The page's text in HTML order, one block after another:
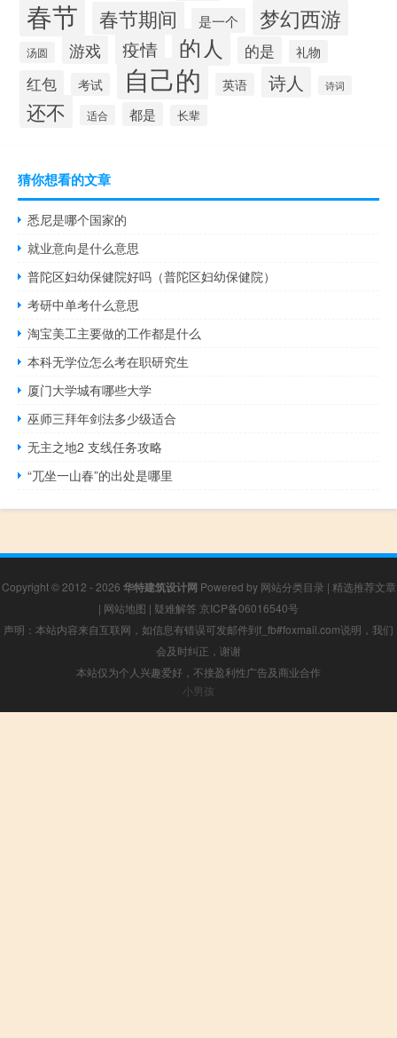
春节 春节期间 是一个 梦幻西游
汤圆 游戏 疫情 的人 的是 礼物
红包 考试 自己的 英语 诗人 诗词
还不 适合 都是 长辈
猜你想看的文章
悉尼是哪个国家的
就业意向是什么意思
普陀区妇幼保健院好吗（普陀区妇幼保健院）
考研中单考什么意思
淘宝美工主要做的工作都是什么
本科无学位怎么考在职研究生
厦门大学城有哪些大学
巫师三拜年剑法多少级适合
无主之地2 支线任务攻略
“兀坐一山春”的出处是哪里
Copyright © 2012 - 2026 华特建筑设计网 Powered by 网站分类目录 | 精选推荐文章
| 网站地图 | 疑难解答 京ICP备06016540号
声明：本站内容来自互联网，如信息有错误可发邮件到f_fb#foxmail.com说明，我们
会及时纠正，谢谢
本站仅为个人兴趣爱好，不接盈利性广告及商业合作
小男孩